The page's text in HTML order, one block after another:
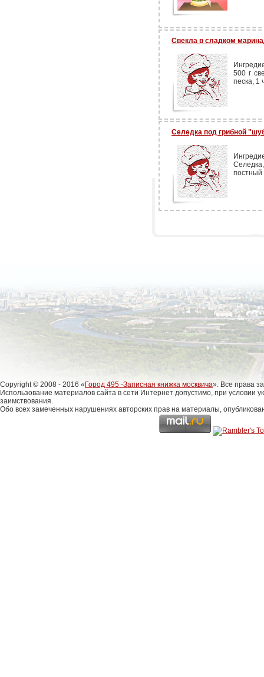
Свекла в сладком
500 г
песка, 1
Селедка под грибной
постный
Copyright © 2008 - 2016 « Город 495 -Записная книжка москвича». Все права
Использование материалов сайта в сети Интернет допустимо, при условии
заимствования.
Обо всех замеченных нарушениях авторских прав на материалы,